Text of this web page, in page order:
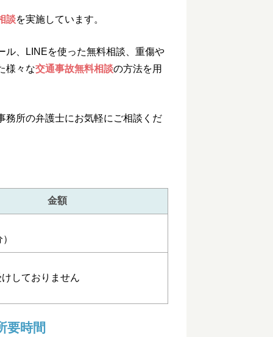
談を実施しています。
ル、LINEを使った無料相談、重傷や
様々な交通事故無料相談の方法を用
務所の弁護士にお気軽にご相談くだ
金額
しておりません
要時間